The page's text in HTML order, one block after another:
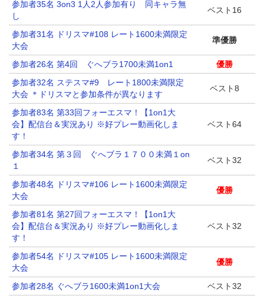
参加者35名 3on3 1人2人参加有り 同キャラ無
し
ベスト16
参加者31名 ドリスマ#108 レート1600未満限定
大会
準優勝
参加者26名 第4回 ぐへブラ1700未満1on1
優勝
参加者32名 ステスマ#9 レート1800未満限定
大会 ＊ドリスマと参加条件が異なります
ベスト8
参加者83名 第33回フォーエスマ！【1on1大
会】配信台＆実況あり ※好プレー動画化しま
す！
ベスト64
参加者34名 第３回 ぐへブラ１７００未満１on
１
ベスト32
参加者48名 ドリスマ#106 レート1600未満限定
大会
優勝
参加者81名 第27回フォーエスマ！【1on1大
会】配信台＆実況あり ※好プレー動画化しま
す！
ベスト32
参加者54名 ドリスマ#105 レート1600未満限定
大会
優勝
参加者28名 ぐへブラ1600未満1on1大会
ベスト32